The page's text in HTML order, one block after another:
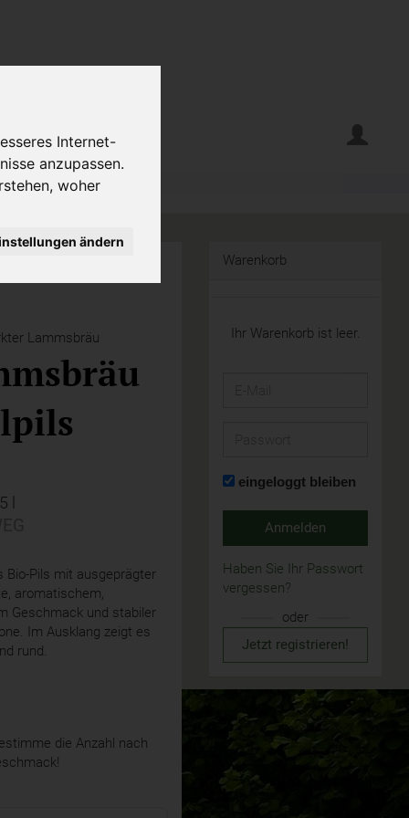
Internet-
anzupassen.
woher
ändern
Lammsbräu
l
Bio-Pils mit ausgeprägter
aromatischem,
Geschmack und stabiler
Im Ausklang zeigt es
rund.
die Anzahl nach
Warenkorb
Ihr Warenkorb ist leer.
eingeloggt bleiben
Anmelden
Haben Sie Ihr Passwort
vergessen?
oder
Jetzt registrieren!